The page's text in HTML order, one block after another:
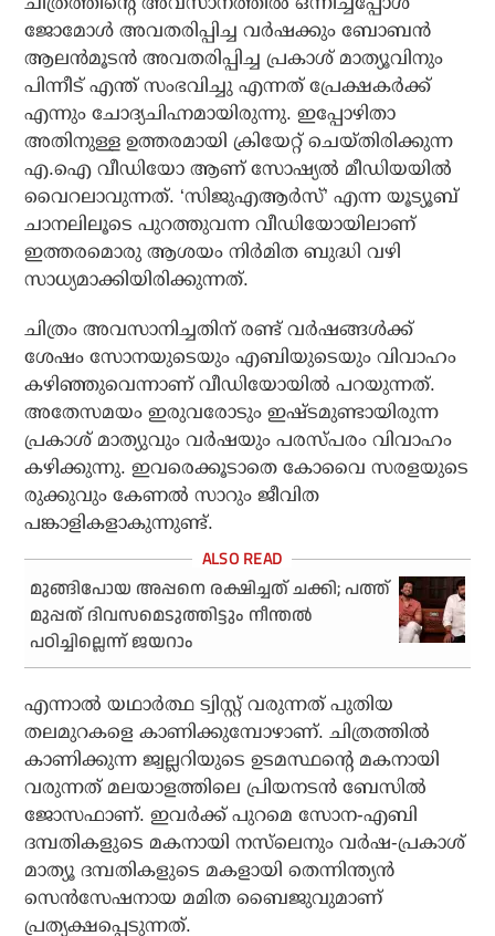
ജോമോള്‍ അവതരിപ്പിച്ച വര്‍ഷക്കും ബോബന്‍
ആലന്‍മൂടന്‍ അവതരിപ്പിച്ച പ്രകാശ് മാത്യൂവിനും
പിന്നീട് എന്ത് സംഭവിച്ചു എന്നത് പ്രേക്ഷകര്‍ക്ക്
എന്നും ചോദ്യചിഹ്നമായിരുന്നു. ഇപ്പോഴിതാ
അതിനുള്ള ഉത്തരമായി ക്രിയേറ്റ് ചെയ്തിരിക്കുന്ന
എ.ഐ വീഡിയോ ആണ് സോഷ്യല്‍ മീഡിയയില്‍
വൈറലാവുന്നത്. ‘സിജുഎആര്‍സ്’ എന്ന യൂട്യൂബ്
ചാനലിലൂടെ പുറത്തുവന്ന വീഡിയോയിലാണ്
ഇത്തരമൊരു ആശയം നിര്‍മിത ബുദ്ധി വഴി
സാധ്യമാക്കിയിരിക്കുന്നത്.
ചിത്രം അവസാനിച്ചതിന് രണ്ട് വര്‍ഷങ്ങള്‍ക്ക്
ശേഷം സോനയുടെയും എബിയുടെയും വിവാഹം
കഴിഞ്ഞുവെന്നാണ് വീഡിയോയില്‍ പറയുന്നത്.
അതേസമയം ഇരുവരോടും ഇഷ്ടമുണ്ടായിരുന്ന
പ്രകാശ് മാത്യുവും വര്‍ഷയും പരസ്പരം വിവാഹം
കഴിക്കുന്നു. ഇവരെക്കൂടാതെ കോവൈ സരളയുടെ
രുക്കുവും കേണല്‍ സാറും ജീവിത
പങ്കാളികളാകുന്നുണ്ട്.
മുങ്ങിപോയ അപ്പനെ രക്ഷിച്ചത് ചക്കി; പത്ത്
മുപ്പത് ദിവസമെടുത്തിട്ടും നീന്തൽ
പഠിച്ചില്ലെന്ന് ജയറാം
എന്നാല്‍ യഥാര്‍ത്ഥ ട്വിസ്റ്റ് വരുന്നത് പുതിയ
തലമുറകളെ കാണിക്കുമ്പോഴാണ്. ചിത്രത്തില്‍
കാണിക്കുന്ന ജ്വല്ലറിയുടെ ഉടമസ്ഥന്റെ മകനായി
വരുന്നത് മലയാളത്തിലെ പ്രിയനടന്‍ ബേസില്‍
ജോസഫാണ്. ഇവര്‍ക്ക് പുറമെ സോന-എബി
ദമ്പതികളുടെ മകനായി നസ്‌ലെനും വര്‍ഷ-പ്രകാശ്
മാത്യൂ ദമ്പതികളുടെ മകളായി തെന്നിന്ത്യന്‍
സെന്‍സേഷനായ മമിത ബൈജുവുമാണ്
പ്രത്യക്ഷപ്പെടുന്നത്.